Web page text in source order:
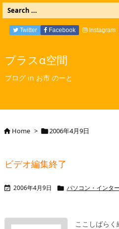
プラスα空間
ブログ in お市 のーと
Twitter Facebook Instagram
Home > 2006年4月9日
ビデオ編集終了
 2006年4月9日  パソコン・インタ
ここしばら